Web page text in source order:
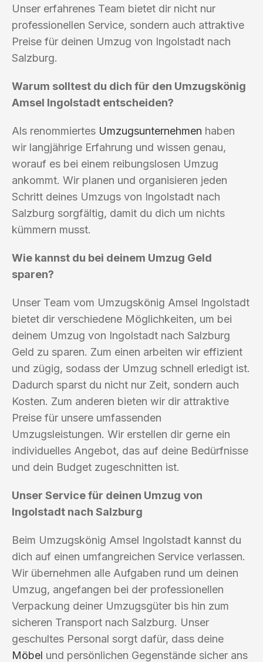
Unser erfahrenes Team bietet dir nicht nur
professionellen Service, sondern auch attraktive
Preise für deinen Umzug von Ingolstadt nach
Salzburg.
Warum solltest du dich für den Umzugskönig
Amsel Ingolstadt entscheiden?
Als renommiertes Umzugsunternehmen haben
wir langjährige Erfahrung und wissen genau,
worauf es bei einem reibungslosen Umzug
ankommt. Wir planen und organisieren jeden
Schritt deines Umzugs von Ingolstadt nach
Salzburg sorgfältig, damit du dich um nichts
kümmern musst.
Wie kannst du bei deinem Umzug Geld
sparen?
Unser Team vom Umzugskönig Amsel Ingolstadt
bietet dir verschiedene Möglichkeiten, um bei
deinem Umzug von Ingolstadt nach Salzburg
Geld zu sparen. Zum einen arbeiten wir effizient
und zügig, sodass der Umzug schnell erledigt ist.
Dadurch sparst du nicht nur Zeit, sondern auch
Kosten. Zum anderen bieten wir dir attraktive
Preise für unsere umfassenden
Umzugsleistungen. Wir erstellen dir gerne ein
individuelles Angebot, das auf deine Bedürfnisse
und dein Budget zugeschnitten ist.
Unser Service für deinen Umzug von
Ingolstadt nach Salzburg
Beim Umzugskönig Amsel Ingolstadt kannst du
dich auf einen umfangreichen Service verlassen.
Wir übernehmen alle Aufgaben rund um deinen
Umzug, angefangen bei der professionellen
Verpackung deiner Umzugsgüter bis hin zum
sicheren Transport nach Salzburg. Unser
geschultes Personal sorgt dafür, dass deine
Möbel und persönlichen Gegenstände sicher ans